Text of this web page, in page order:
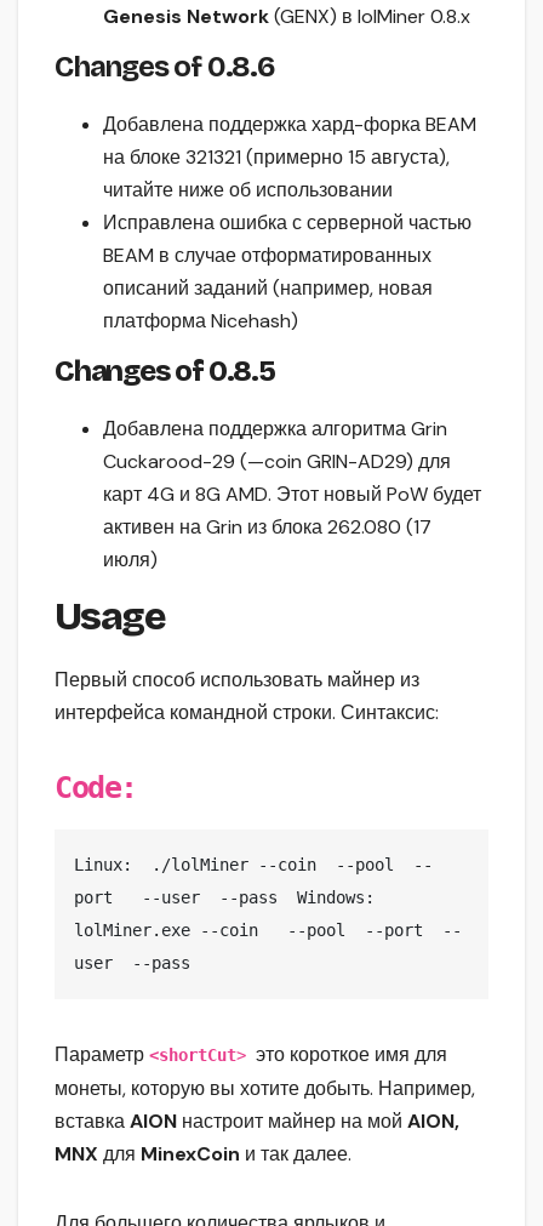
Genesis Network(GENX) в lolMiner 0.8.x
Changes of 0.8.6
Добавлена поддержка хард-форка BEAM
на блоке 321321 (примерно 15 августа),
читайте ниже об использовании
Исправлена ошибка с серверной частью
BEAM в случае отформатированных
описаний заданий (например, новая
платформа Nicehash)
Changes of 0.8.5
Добавлена поддержка алгоритма Grin
Cuckarood-29 (—coin GRIN-AD29) для
карт 4G и 8G AMD. Этот новый PoW будет
активен на Grin из блока 262.080 (17
июля)
Usage
Первый способ использовать майнер из
интерфейса командной строки. Синтаксис:
Code:
Linux:  ./lolMiner --coin --pool
--
port
--user --pass Windows:
lolMiner.exe --coin
  --pool
--port
--
user
--pass
Параметр <shortCut> это короткое имя для
монеты, которую вы хотите добыть. Например,
вставкаAION настроит майнер на мой AION,
MNX для MinexCoin и так далее.